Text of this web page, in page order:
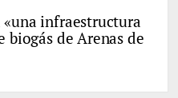
infraestructura
biogás de Arenas de